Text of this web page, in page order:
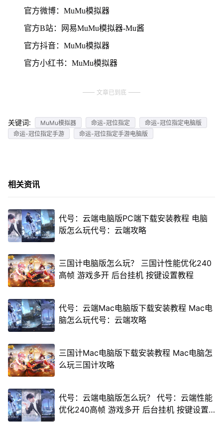
官方微博：MuMu模拟器
官方B站：网易MuMu模拟器-Mu酱
官方抖音：MuMu模拟器
官方小红书：MuMu模拟器
文章已到底
关键词: MuMu模拟器 命运-冠位指定
命运-冠位指定电脑版
命运-冠位指定手游
命运-冠位指定手游电脑版
相关资讯
代号：云端电脑版PC端下载安装教程 电脑
版怎么玩代号：云端攻略
三国计电脑版怎么玩？ 三国计性能优化240
高帧 游戏多开 后台挂机 按键设置教程
代号：云端Mac电脑版下载安装教程 Mac电
脑怎么玩代号：云端攻略
三国计Mac电脑版下载安装教程 Mac电脑怎
么玩三国计攻略
代号：云端电脑版怎么玩？ 代号：云端性能
优化240高帧 游戏多开 后台挂机 按键设置